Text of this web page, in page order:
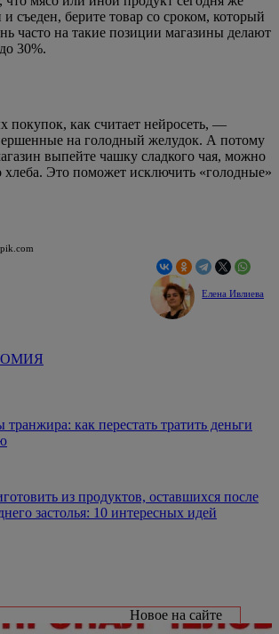
и съеден, берите товар со сроком, который
часто на такие позиции магазины делают
30%.
покупок, как считает нейросеть, —
на голодный желудок. А потому
выпейте чашку сладкого чая, можно
хлеба. Это поможет исключить «голодные»
Елена Ивлиева
транжира: как перестать тратить деньги
из продуктов, оставшихся после
застолья: 10 интересных идей
Новое на сайте